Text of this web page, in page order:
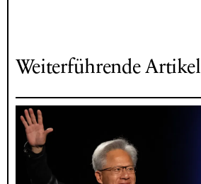
Weiterführende Artikel